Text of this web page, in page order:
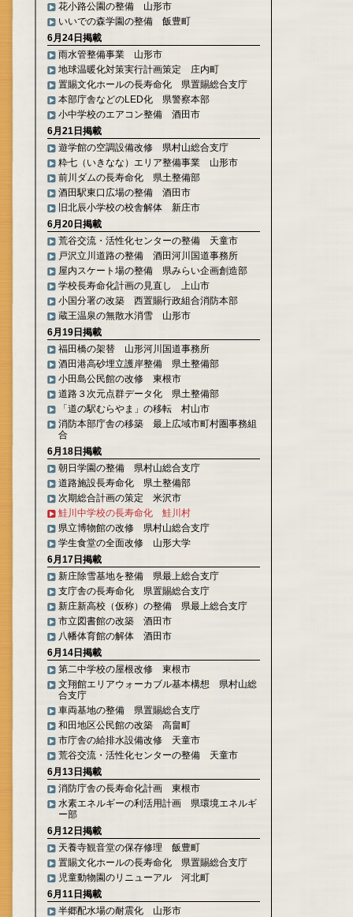
花小路公園の整備 山形市
いいでの森学園の整備 飯豊町
6月24日掲載
雨水管整備事業 山形市
地球温暖化対策実行計画策定 庄内町
置賜文化ホールの長寿命化 県置賜総合支庁
本部庁舎などのLED化 県警察本部
小中学校のエアコン整備 酒田市
6月21日掲載
遊学館の空調設備改修 県村山総合支庁
粋七（いきなな）エリア整備事業 山形市
前川ダムの長寿命化 県土整備部
酒田駅東口広場の整備 酒田市
旧北辰小学校の校舎解体 新庄市
6月20日掲載
荒谷交流・活性化センターの整備 天童市
戸沢立川道路の整備 酒田河川国道事務所
屋内スケート場の整備 県みらい企画創造部
学校長寿命化計画の見直し 上山市
小国分署の改築 西置賜行政組合消防本部
蔵王温泉の無散水消雪 山形市
6月19日掲載
福田橋の架替 山形河川国道事務所
酒田港高砂埋立護岸整備 県土整備部
小田島公民館の改修 東根市
道路３次元点群データ化 県土整備部
「道の駅むらやま」の移転 村山市
消防本部庁舎の移築 最上広域市町村圏事務組
合
6月18日掲載
朝日学園の整備 県村山総合支庁
道路施設長寿命化 県土整備部
次期総合計画の策定 米沢市
鮭川中学校の長寿命化 鮭川村
県立博物館の改修 県村山総合支庁
学生食堂の全面改修 山形大学
6月17日掲載
新庄除雪基地を整備 県最上総合支庁
支庁舎の長寿命化 県置賜総合支庁
新庄新高校（仮称）の整備 県最上総合支庁
市立図書館の改築 酒田市
八幡体育館の解体 酒田市
6月14日掲載
第二中学校の屋根改修 東根市
文翔館エリアウォーカブル基本構想 県村山総
合支庁
車両基地の整備 県置賜総合支庁
和田地区公民館の改築 高畠町
市庁舎の給排水設備改修 天童市
荒谷交流・活性化センターの整備 天童市
6月13日掲載
消防庁舎の長寿命化計画 東根市
水素エネルギーの利活用計画 県環境エネルギ
ー部
6月12日掲載
天養寺観音堂の保存修理 飯豊町
置賜文化ホールの長寿命化 県置賜総合支庁
児童動物園のリニューアル 河北町
6月11日掲載
半郷配水場の耐震化 山形市